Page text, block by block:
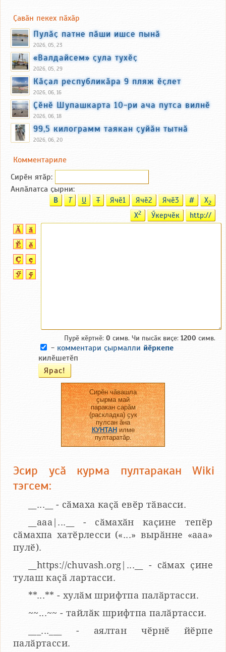
Ҫавӑн пекех пӑхӑр
Пулӑҫ патне пӑши ишсе пынӑ
2026, 05, 23
«Валдайсем» ҫула тухӗҫ
2026, 05, 29
Кӑҫал республикӑра 9 пляж ӗҫлет
2026, 06, 16
Ҫӗнӗ Шупашкарта 10-ри ача путса вилнӗ
2026, 06, 18
99,5 килограмм таякан ҫуйӑн тытнӑ
2026, 06, 20
Комментариле
Сирӗн ятӑp:
Анлӑлатса ҫырни:
B T U T Ячӗ1 Ячӗ2 Ячӗ3 # X2
X2 Ӳкерчӗк http://
Пурӗ кӗртнӗ: 0 симв. Чи пысӑк виҫе: 1200 симв.
- комментари ҫырмалли йӗркепе
килӗшетӗп
Сирӗн чӑвашла
ҫырма май
паракан сарӑм
(раскладка) ҫук
пулсан ӑна
КУНТАНилме
пултаратӑр.
Эсир усӑ курма пултаракан Wiki
тэгсем:
__...__ - сӑмаха каҫӑ евӗр тӑвасси.
__aaa|...__ - сӑмахӑн каҫине тепӗр
сӑмахпа хатӗрлесси («...» вырӑнне «ааа»
пулӗ).
__https://chuvash.org|...__ - сӑмах ҫине
тулаш каҫӑ лартасси.
**...** - хулӑм шрифтпа палӑртасси.
~~...~~ - тайлӑк шрифтпа палӑртасси.
___...___ - аялтан чӗрнӗ йӗрпе
палӑртасси.